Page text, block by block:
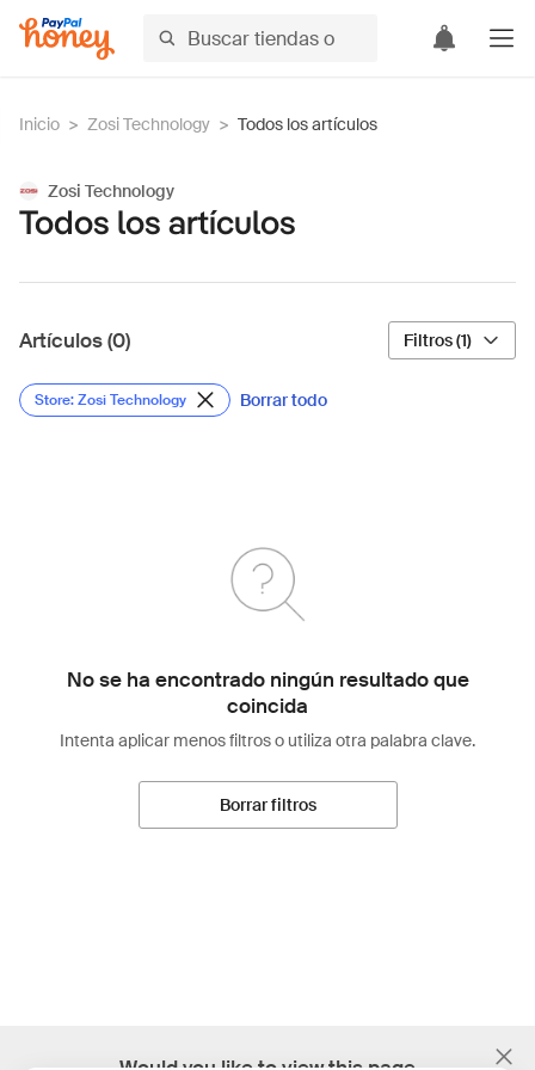
Inicio > Zosi Technology > Todos los artículos
Zosi Technology
Todos los artículos
Artículos (0) Filtros (1)
Store: Zosi Technology Borrar todo
No se ha encontrado ningún resultado que
coincida
Intenta aplicar menos filtros o utiliza otra palabra clave.
Borrar filtros